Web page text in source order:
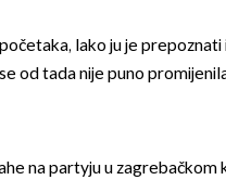
lako ju je prepoznati
od tada nije puno
na partyju u zagrebačkom